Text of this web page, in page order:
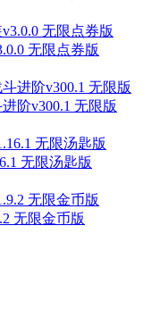
版v8.42.0.2 无限星星
光版
无限金币版
v0.2.1 免广告版
无敌版
限金币版